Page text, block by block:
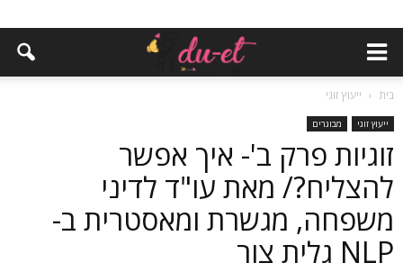
בית ייעוץ זוגי
ייעוץ זוגי מבוגרים
זוגיות פרק ב'- איך אפשר
להצליח?/ מאת עו"ד לדיני
משפחה, מגשרת ומאסטרית ב-
NLP גלית צור